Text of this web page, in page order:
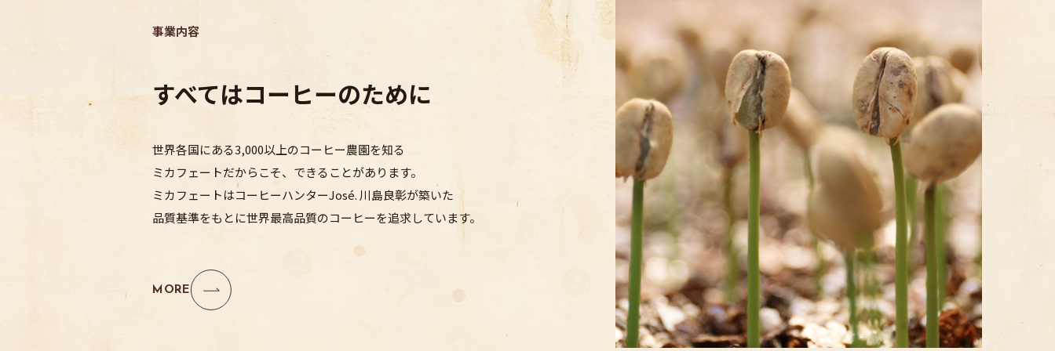
事業内容
すべてはコーヒーのために
世界各国にある3,000以上のコーヒー農園を知る
ミカフェートだからこそ、 できることがあります。
ミカフェートはコーヒーハンターJosé. 川島良彰が築いた
品質基準をもとに世界最高品質のコーヒーを追求しています。
MORE